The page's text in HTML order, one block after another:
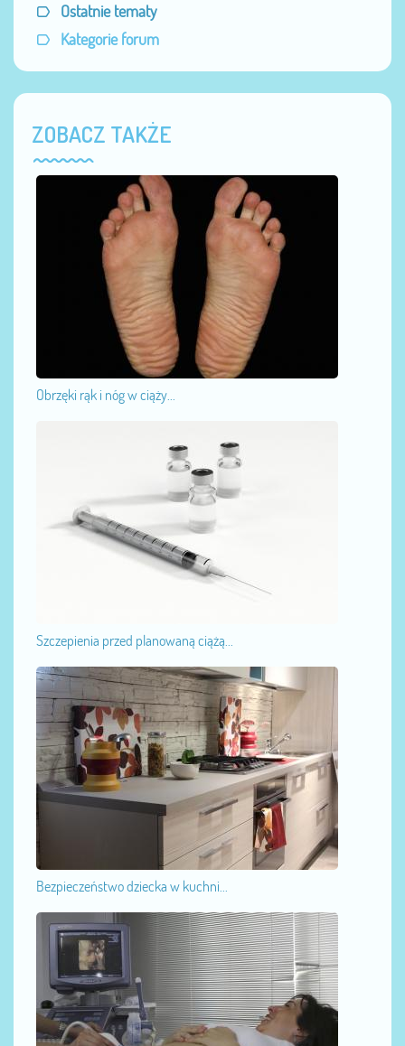
Ostatnie tematy
Kategorie forum
ZOBACZ TAKŻE
Obrzęki rąk i nóg w ciąży...
Szczepienia przed planowaną ciążą...
Bezpieczeństwo dziecka w kuchni...